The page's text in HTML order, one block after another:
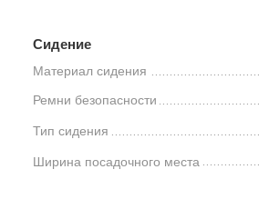
Сидение
Материал сидения
Ремни безопасности
Тип сидения
Ширина посадочного места